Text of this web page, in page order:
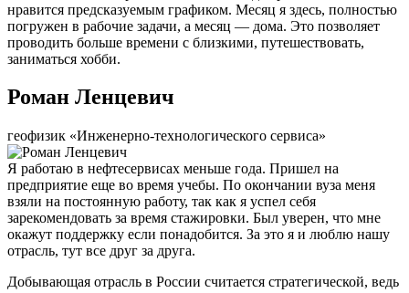
нравится предсказуемым графиком. Месяц я здесь, полностью
погружен в рабочие задачи, а месяц — дома. Это позволяет
проводить больше времени с близкими, путешествовать,
заниматься хобби.
Роман Ленцевич
геофизик «Инженерно-технологического сервиса»
Я работаю в нефтесервисах меньше года. Пришел на
предприятие еще во время учебы. По окончании вуза меня
взяли на постоянную работу, так как я успел себя
зарекомендовать за время стажировки. Был уверен, что мне
окажут поддержку если понадобится. За это я и люблю нашу
отрасль, тут все друг за друга.
Добывающая отрасль в России считается стратегической, ведь